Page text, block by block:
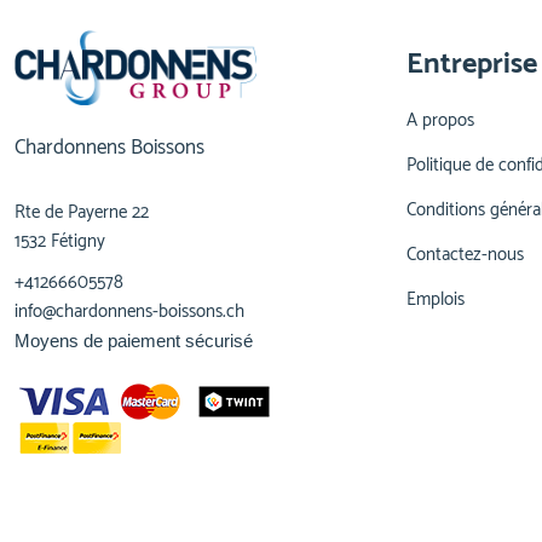
Chardonnens Boissons
Rte de Payerne 22
1532 Fétigny
+41266605578
info@chardonnens-boissons.ch
Entreprise
A propos
Politique de
Conditions
Contactez-nous
Emplois
Moyens de paiement sécurisé